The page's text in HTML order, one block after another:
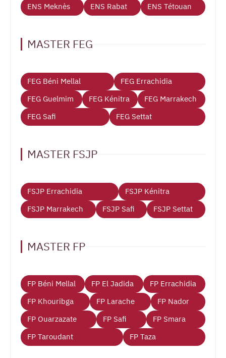
ENS Meknès
ENS Rabat ENS Tétouan
MASTER FEG
FEG Béni Mellal
FEG Errachidia
FEG Guelmim
FEG Kénitra
FEG Marrakech
FEG Safi
FEG Settat
MASTER FSJP
FSJP Errachidia
FSJP Kénitra
FSJP Marrakech
FSJP Safi FSJP Settat
MASTER FP
FP Béni Mellal FP El Jadida
FP Errachidia
FP Khouribga
FP Larache
FP Nador
FP Ouarzazate
FP Safi
FP Smara
FP Taroudant
FP Taza